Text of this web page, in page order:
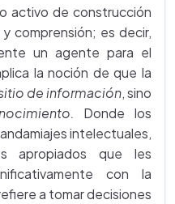
activo de construcción
comprensión; es decir,
un agente para el
la noción de que la
de información, sino
Donde los
intelectuales,
apropiados que les
con la
a tomar decisiones